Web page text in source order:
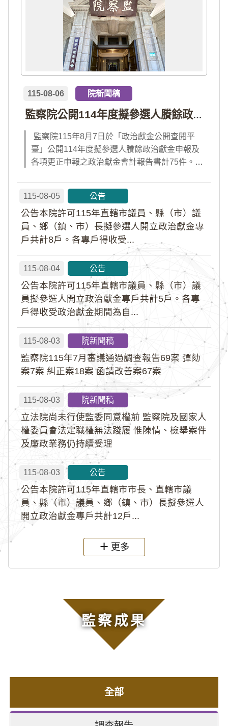
監察院公開114年度擬參選人賸餘政治獻金申報及各項更正申報之政治獻金會計報告書計75件
115-08-06 院新聞稿
監察院115年8月7日於「政治獻金公開查閱平
臺」公開114年度擬參選人賸餘政治獻金申報及
各項更正申報之政治獻金會計報告書計75件。
「陽光法令主題網」便民服務→業務重要連結→
政治獻金公開查閱平臺查詢。
115-08-05 公告
公告本院許可115年直轄市議員、縣（市）議
員、鄉（鎮、市）長擬參選人開立政治獻金專
戶共計8戶。各專戶得收受...
115-08-04 公告
公告本院許可115年直轄市議員、縣（市）議
員擬參選人開立政治獻金專戶共計5戶。各專
戶得收受政治獻金期間為自...
115-08-03 院新聞稿
監察院115年7月審議通過調查報告69案 彈劾
案7案 糾正案18案 函請改善案67案
115-08-03 院新聞稿
立法院尚未行使監委同意權前 監察院及國家人
權委員會法定職權無法踐履 惟陳情、檢舉案件
及廉政業務仍持續受理
115-08-03 公告
公告本院許可115年直轄市市長、直轄市議
員、縣（市）議員、鄉（鎮、市）長擬參選人
開立政治獻金專戶共計12戶...
更多
監察成果
全部